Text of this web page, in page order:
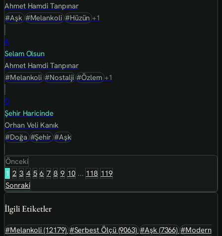
Ahmet Hamdi Tanpınar
#Aşk#Melankoli#Hüzün+1
A
Selam Olsun
Ahmet Hamdi Tanpınar
#Melankoli#Nostalji#Özlem+1
O
Şehir Haricinde
Orhan Veli Kanık
#Doğa#Şehir#Aşk
Önceki
1 2 3 4 5 6 7 8 9 10 ... 118 119
Sonraki
İlgili Etiketler
#Melankoli(12179) #Serbest Ölçü (9063) #Aşk (7366) #Modern